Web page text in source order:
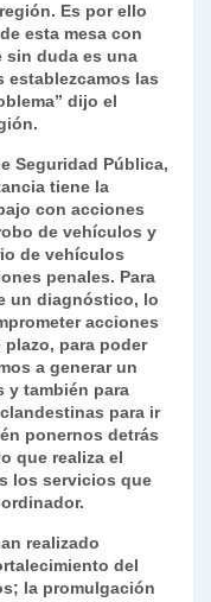
Es por ello
esta mesa con
sin duda es una
establezcamos las
dijo el
Seguridad Pública,
tiene la
con acciones
de vehículos y
de vehículos
penales. Para
un diagnóstico, lo
acciones
para poder
a generar un
y también para
para ir
ponernos detrás
que realiza el
los servicios que
realizado
del
la promulgación